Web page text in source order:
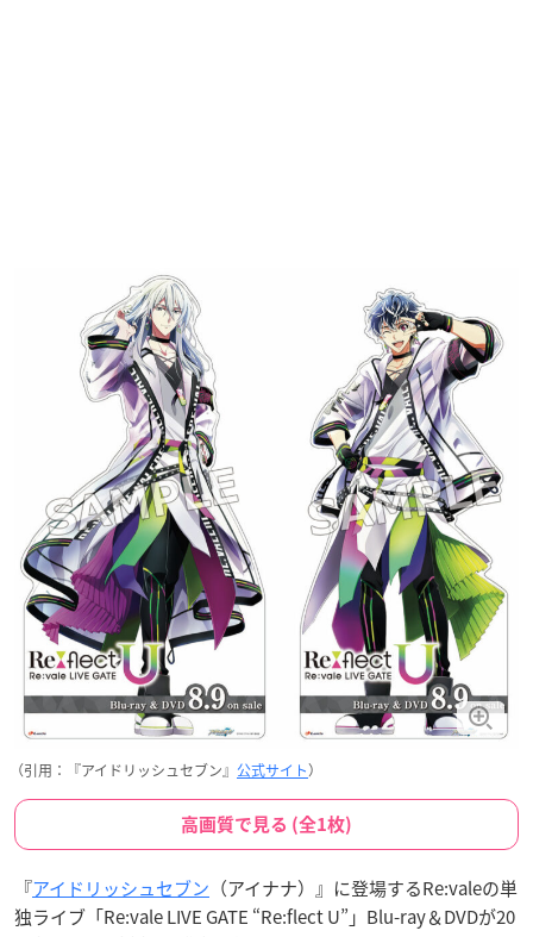
（引用：『アイドリッシュセブン』 公式サイト）
高画質で見る (全1枚)
『アイドリッシュセブン （アイナナ）』に登場するRe:valeの単
独ライブ「Re:vale LIVE GATE “Re:flect U”」Blu-ray＆DVDが20